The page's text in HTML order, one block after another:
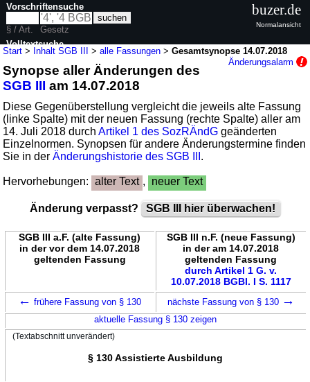
Start > Inhalt SGB III >alle Fassungen >Gesamtsynopse 14.07.2018
Änderungsalarm
Synopse aller Änderungen des
SGB III am 14.07.2018
Diese Gegenüberstellung vergleicht die jeweils alte Fassung
(linke Spalte) mit der neuen Fassung (rechte Spalte) aller am
14. Juli 2018 durchArtikel 1 des SozRÄndG geänderten
Einzelnormen. Synopsen für andere Änderungstermine finden
Sie in derÄnderungshistorie des SGB III .
Hervorhebungen: alter Text , neuer Text
Änderung verpasst? SGB III hier überwachen!
SGB III a.F. (alte Fassung)
in der vor dem 14.07.2018
geltenden Fassung
SGB III n.F. (neue Fassung)
in der am 14.07.2018
geltenden Fassung
durch Artikel 1 G. v.
10.07.2018 BGBl. I S. 1117
← frühere Fassung von § 130 nächste Fassung von § 130 →
aktuelle Fassung § 130 zeigen
(Textabschnitt unverändert)
§ 130 Assistierte Ausbildung
Vorschriftensuche
§ / Art.
Gesetz
Volltextsuche
nur in SGB III
buzer.de
Normalansicht